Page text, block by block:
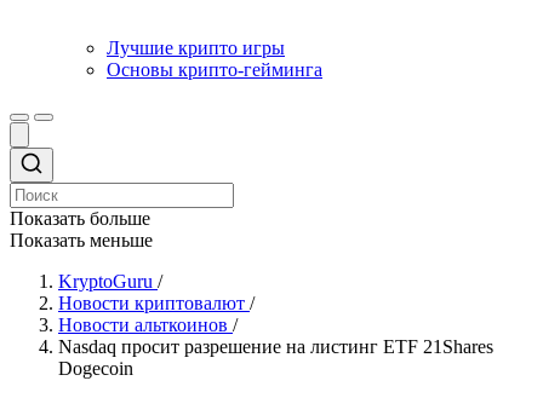
Лучшие крипто игры
Основы крипто-гейминга
Показать больше
Показать меньше
KryptoGuru /
Новости криптовалют /
Новости альткоинов /
Nasdaq просит разрешение на листинг ETF 21Shares
Dogecoin